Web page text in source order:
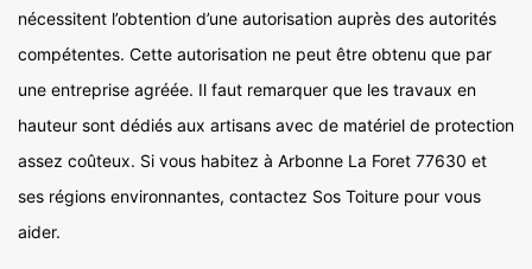
nécessitent l’obtention d’une autorisation auprès des autorités
compétentes. Cette autorisation ne peut être obtenu que par
une entreprise agréée. Il faut remarquer que les travaux en
hauteur sont dédiés aux artisans avec de matériel de protection
assez coûteux. Si vous habitez à Arbonne La Foret 77630 et
ses régions environnantes, contactez Sos Toiture pour vous
aider.